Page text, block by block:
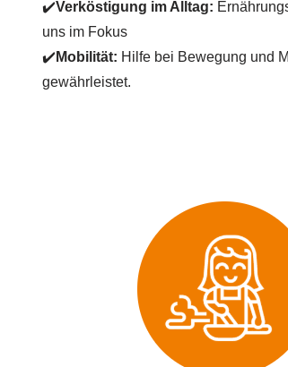
✔️Verköstigung im Alltag:
uns im Fokus
✔️ Mobilität: Hilfe bei Bewegung und
gewährleistet.